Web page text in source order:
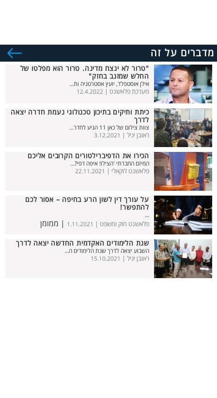
מדברים על זה
"טרור לא ינצח מדינה. טרור הוא מפלטו של
החלש שמזנב בחזק"
אילן אוסטפלד, יועץ אסטרטגיה ות...
מערכת פלאשנט | 12.4.2022
כיתת ותיקים בתיכון טכנולוגי נעמת חדרה יצאה
לדרך
צוות צילום של כאן 11 הגיע לחדר...
ראובן יגיל | 3.12.2021
הכירו את הדפיברילטורים הקרובים אליכם
המיזם החברתי 'הצילו! איפה דפי?...
פלאשנט לוקאלי | 22.11.2021
על עורך דין לשון הרע בחיפה – אסור לכם
להתפשר!
...
פלאשנט חוק ומשפט | 1.11.2021 | ממומן
שנת הלימודים האקדמית החדשה יצאה לדרך
השבוע יצאה לדרך שנת הלימודים ה...
ראובן יגיל | 15.10.2021